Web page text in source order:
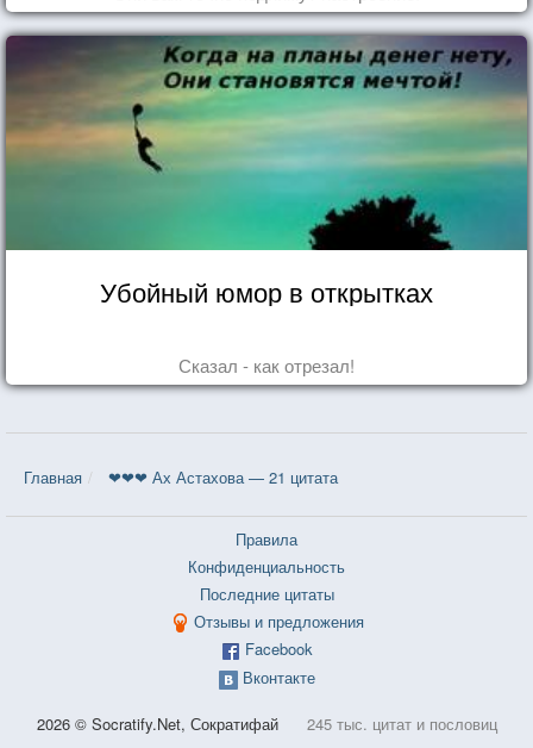
Убойный юмор в открытках
Сказал - как отрезал!
Главная ❤❤❤ Ах Астахова — 21 цитата
Правила
Конфиденциальность
Последние цитаты
Отзывы и предложения
Facebook
Вконтакте
2026 © Socratify.Net, Сократифай 245 тыс. цитат и пословиц